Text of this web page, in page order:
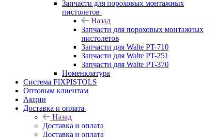
Запчасти для пороховых монтажных
пистолетов
Назад
Запчасти для пороховых монтажных
пистолетов
Запчасти для Walte PT-710
Запчасти для Walte PT-251
Запчасти для Walte PT-370
Номенклатура
Система FIXPISTOLS
Оптовым клиентам
Акции
Доставка и оплата
Назад
Доставка и оплата
Доставка и оплата